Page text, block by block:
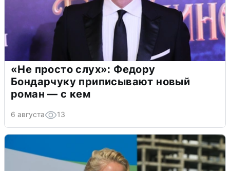
«Не просто слух»: Федору
Бондарчуку приписывают новый
роман — с кем
6 августа 13